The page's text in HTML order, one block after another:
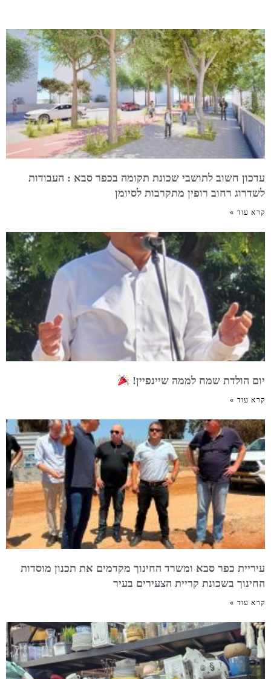
עדכון חשוב לתושבי שכונת תקומה בכפר סבא : העבודות
לשדרוג רחוב רופין מתקרבות לסיומן
קרא עוד »
יום הולדת שמח לממה שיינפיין!
קרא עוד »
עיריית כפר סבא ומשרד החינוך מקדמים את תכנון מוסדות
החינוך בשכונת קריית הצעירים בעיר
קרא עוד »